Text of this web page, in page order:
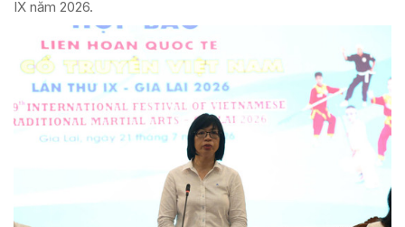
IX năm 2026.